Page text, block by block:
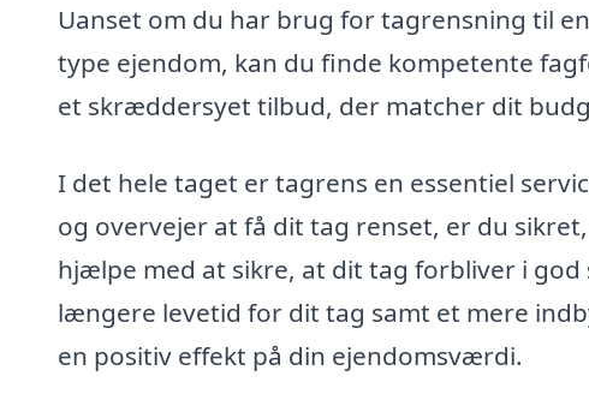
Uanset om du har brug for tagrensning til
type ejendom, kan du finde kompetente
et skræddersyet tilbud, der matcher dit
I det hele taget er tagrens en essentiel
og overvejer at få dit tag renset, er du
hjælpe med at sikre, at dit tag forbliver i
længere levetid for dit tag samt et mere
en positiv effekt på din ejendomsværdi.